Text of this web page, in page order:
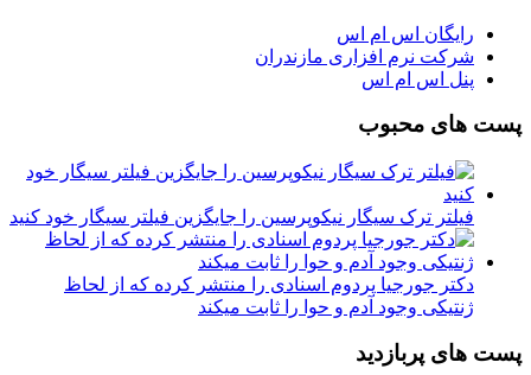
رایگان اس ام اس
شرکت نرم افزاری مازندران
پنل اس ام اس
پست های محبوب
فیلتر ترک سیگار نیکوپرسین را جایگزین فیلتر سیگار خود کنید
دکتر جورجیا پردوم اسنادی را منتشر کرده که از لحاظ
ژنتیکی وجود آدم و حوا را ثابت میکند
پست های پربازدید